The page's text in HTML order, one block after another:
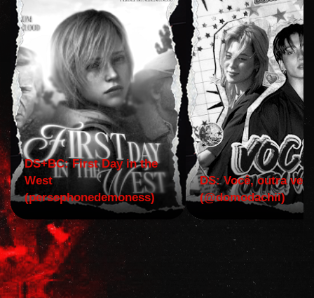
DS+BC: First Day in the
West
(persephonedemoness)
DS: Você, outra vez!
(@domodachii)